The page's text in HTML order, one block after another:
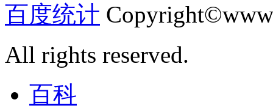
百度统计
All rights reserved.
百科